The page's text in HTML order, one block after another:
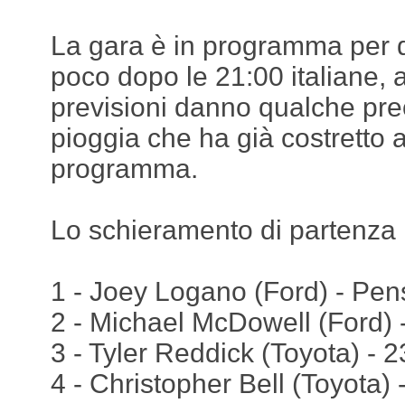
La gara è in programma per
poco dopo le 21:00 italiane,
previsioni danno qualche
pioggia che ha già costretto
programma.
‍Lo schieramento di partenza
1 - Joey Logano (Ford) -
2 - Michael McDowell (Ford)
3 - Tyler Reddick (Toyota) -
4 - Christopher Bell (Toyota)